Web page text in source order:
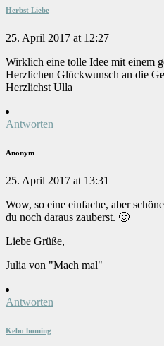
Herbst Liebe
25. April 2017 at 12:27
Wirklich eine tolle Idee mit einem
Herzlichen Glückwunsch an die
Herzlichst Ulla
Antworten
Anonym
25. April 2017 at 13:31
Wow, so eine einfache, aber
du noch daraus zauberst. 🙂
Liebe Grüße,
Julia von "Mach mal"
Antworten
Kebo homing